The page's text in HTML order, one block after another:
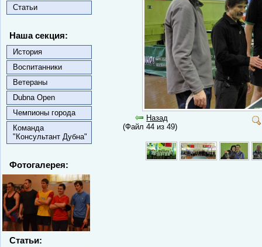
Статьи
Наша секция:
История
Воспитанники
Ветераны
Dubna Open
Чемпионы города
Команда
"Консультант Дубна"
Фотогалерея:
Статьи:
Назад
(Файл 44 из 49)